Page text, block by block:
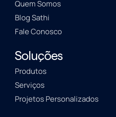
Quem Somos
Blog Sathi
Fale Conosco
Soluções
Produtos
Serviços
Projetos Personalizados